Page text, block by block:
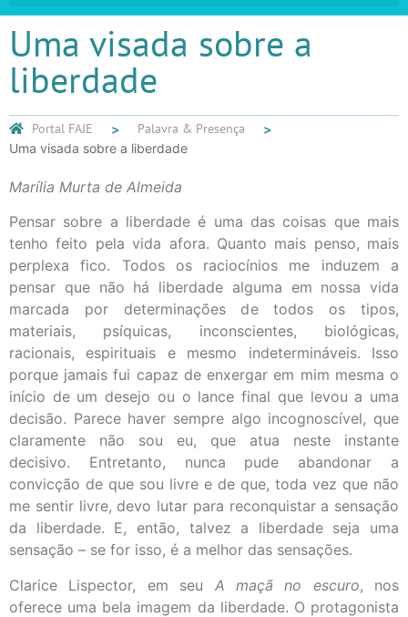
Uma visada sobre a
liberdade
Portal FAJE Palavra & Presença
Uma visada sobre a liberdade
Marília Murta de Almeida
Pensar sobre a liberdade é uma das coisas que mais
tenho feito pela vida afora. Quanto mais penso, mais
perplexa fico. Todos os raciocínios me induzem a
pensar que não há liberdade alguma em nossa vida
marcada por determinações de todos os tipos,
materiais, psíquicas, inconscientes, biológicas,
racionais, espirituais e mesmo indetermináveis. Isso
porque jamais fui capaz de enxergar em mim mesma o
início de um desejo ou o lance final que levou a uma
decisão. Parece haver sempre algo incognoscível, que
claramente não sou eu, que atua neste instante
decisivo. Entretanto, nunca pude abandonar a
convicção de que sou livre e de que, toda vez que não
me sentir livre, devo lutar para reconquistar a sensação
da liberdade. E, então, talvez a liberdade seja uma
sensação – se for isso, é a melhor das sensações.
Clarice Lispector, em seu A maçã no escuro, nos
oferece uma bela imagem da liberdade. O protagonista